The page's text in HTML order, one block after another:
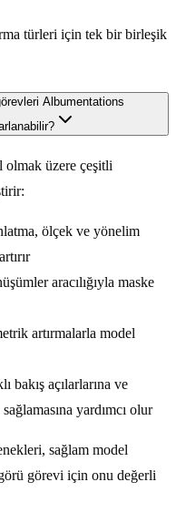
türleri için tek bir birleşik
Albumentations
olmak üzere çeşitli
ölçek ve yönelim
aracılığıyla maske
artırmalarla model
bakış açılarlarına ve
yardımcı olur
sağlam model
görevi için onu değerli